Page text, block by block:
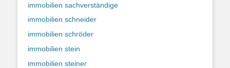
immobilien sachverständige
immobilien schneider
immobilien schröder
immobilien stein
immobilien steiner